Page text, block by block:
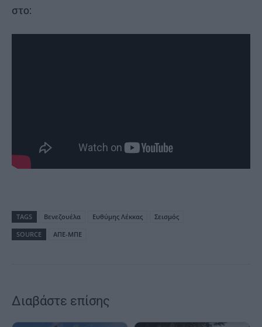
στο:
TAGS Βενεζουέλα Ευθύμης Λέκκας
Σεισμός
SOURCE
ΑΠΕ-ΜΠΕ
Διαβάστε επίσης